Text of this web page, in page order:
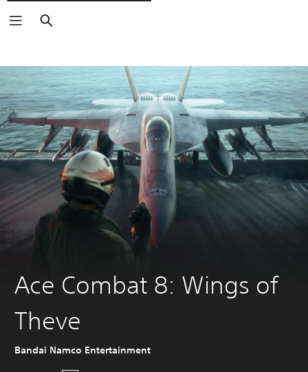
Rechercher
Ace Combat 8: Wings of
Theve
Bandai Namco Entertainment